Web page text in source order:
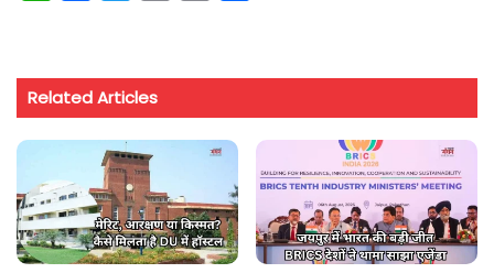
t
s
A
p
e
b
o
o
k
t
t
e
r
i
y
i
k
r
Related Articles